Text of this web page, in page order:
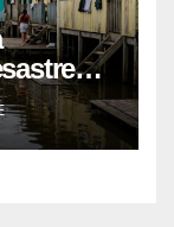
são
andar
as